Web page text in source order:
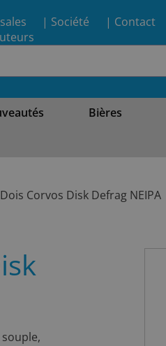
| Société | Contact
Bières
Corvos Disk Defrag NEIPA